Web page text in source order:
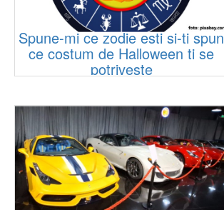
Spune-mi ce zodie esti si-ti spun
ce costum de Halloween ti se
potriveste